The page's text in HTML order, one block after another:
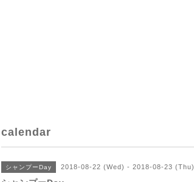
calendar
シャンプーDay 2018-08-22 (Wed) - 2018-08-23 (Thu)